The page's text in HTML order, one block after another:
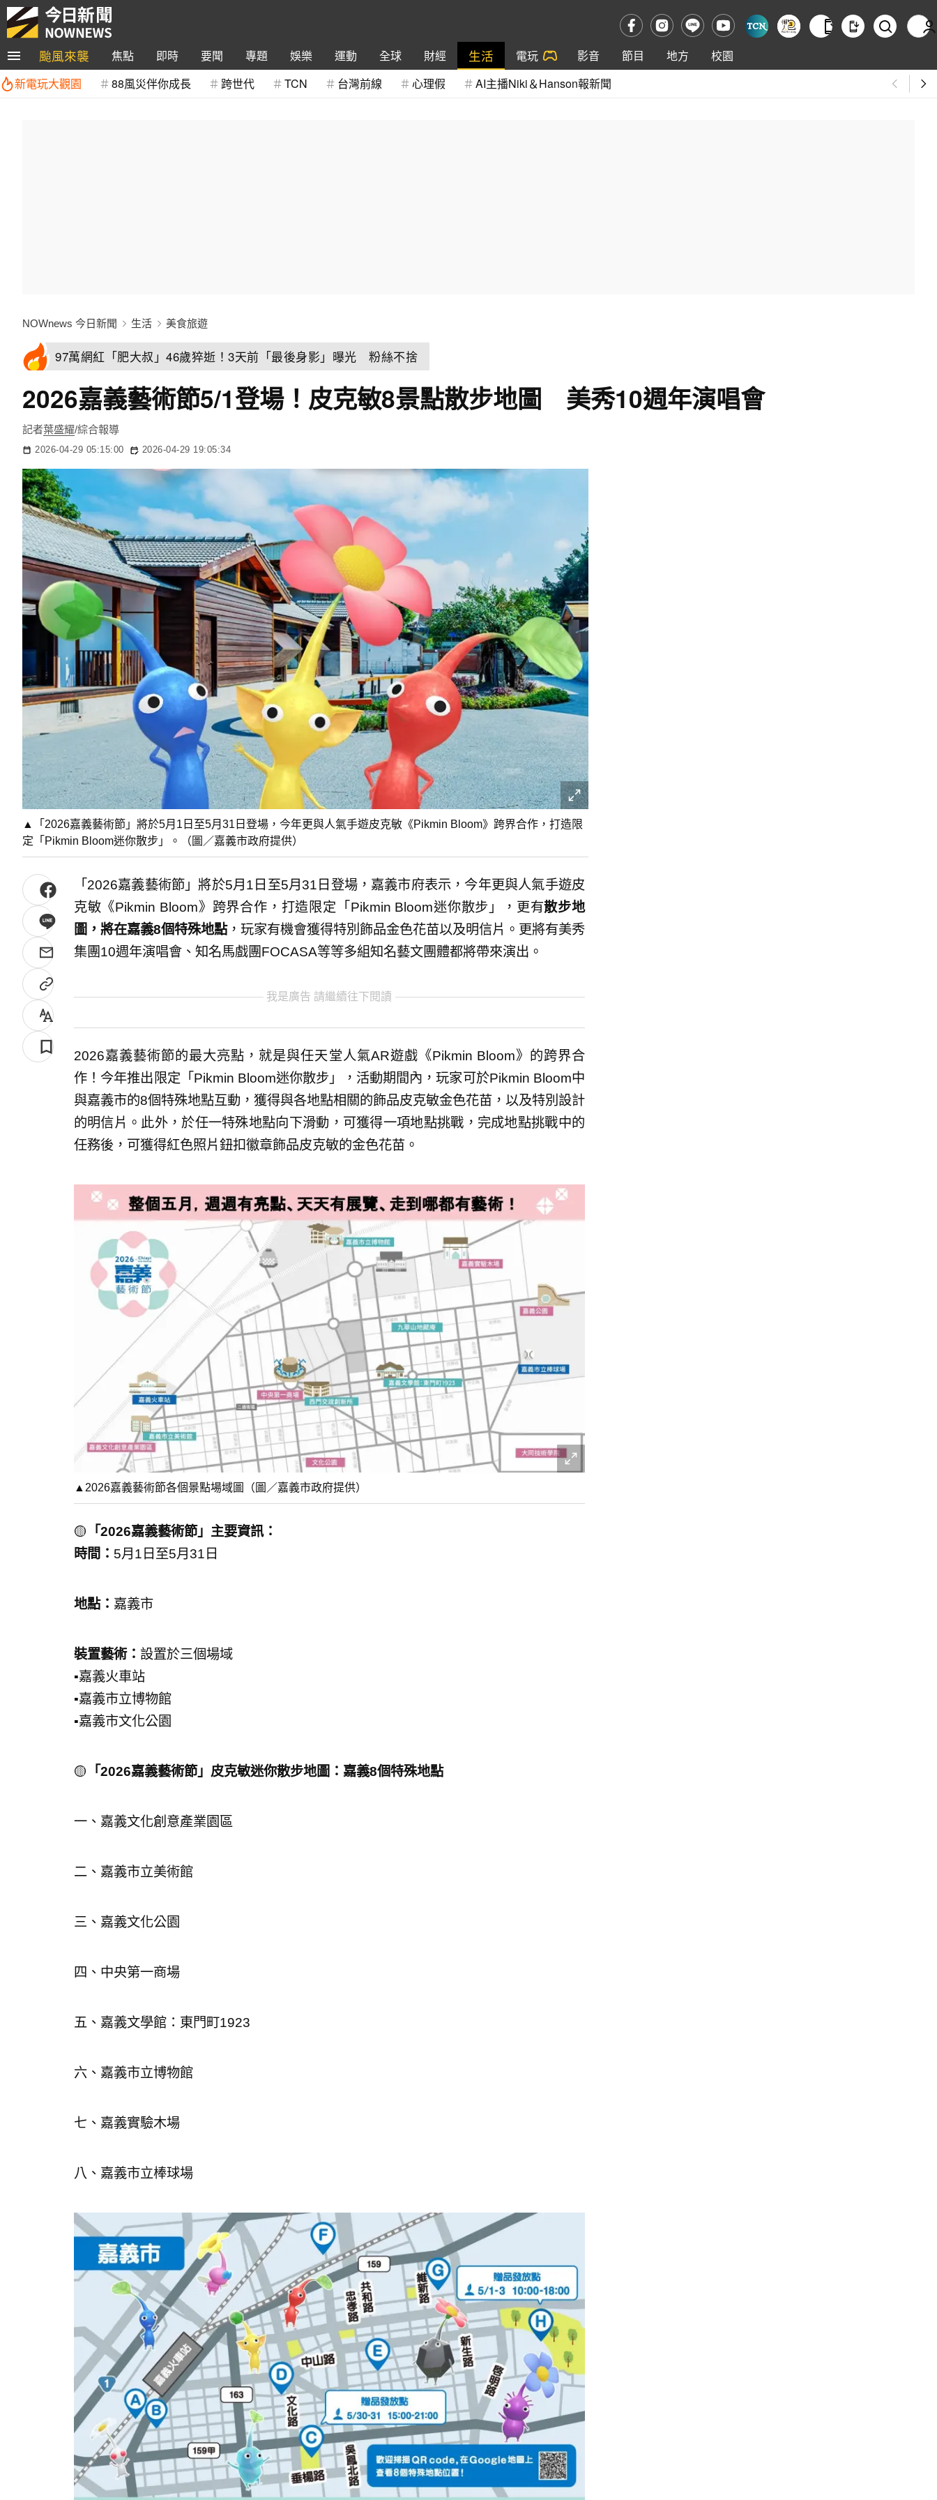
颱風來襲 焦點 即時 要聞 專題 娛樂 運動 全球 財經 生活 電玩 影音 節目 地方
校園
新電玩大觀園
88風災伴你成長 跨世代 TCN 台灣前線 心理假 AI主播Niki＆Hanson報新聞
NOWnews 今日新聞 生活 美食旅遊
97萬網紅「肥大叔」46歲猝逝！3天前「最後身影」曝光 粉絲不捨
2026嘉義藝術節5/1登場！皮克敏8景點散步地圖 美秀10週年演唱會
記者葉盛耀/綜合報導
2026-04-29 05:15:00 2026-04-29 19:05:34
▲「2026嘉義藝術節」將於5月1日至5月31日登場，今年更與人氣手遊皮克敏《Pikmin Bloom》跨界合作，打造限
定「Pikmin Bloom迷你散步」。（圖／嘉義市政府提供）
「2026嘉義藝術節」將於5月1日至5月31日登場，嘉義市府表示，今年更與人氣手遊皮
克敏《Pikmin Bloom》跨界合作，打造限定「Pikmin Bloom迷你散步」，更有散步地
圖，將在嘉義8個特殊地點，玩家有機會獲得特別飾品金色花苗以及明信片。更將有美秀
集團10週年演唱會、知名馬戲團FOCASA等等多組知名藝文團體都將帶來演出。
我是廣告 請繼續往下閱讀
2026嘉義藝術節的最大亮點，就是與任天堂人氣AR遊戲《Pikmin Bloom》的跨界合
作！今年推出限定「Pikmin Bloom迷你散步」，活動期間內，玩家可於Pikmin Bloom中
與嘉義市的8個特殊地點互動，獲得與各地點相關的飾品皮克敏金色花苗，以及特別設計
的明信片。此外，於任一特殊地點向下滑動，可獲得一項地點挑戰，完成地點挑戰中的
任務後，可獲得紅色照片鈕扣徽章飾品皮克敏的金色花苗。
▲2026嘉義藝術節各個景點場域圖（圖／嘉義市政府提供）
🟡 「2026嘉義藝術節」主要資訊：
時間： 5月1日至5月31日
地點： 嘉義市
裝置藝術： 設置於三個場域
▪️嘉義火車站
▪️嘉義市立博物館
▪️嘉義市文化公園
🟡 「2026嘉義藝術節」皮克敏迷你散步地圖：嘉義8個特殊地點
一、嘉義文化創意產業園區
二、嘉義市立美術館
三、嘉義文化公園
四、中央第一商場
五、嘉義文學館：東門町1923
六、嘉義市立博物館
七、嘉義實驗木場
八、嘉義市立棒球場